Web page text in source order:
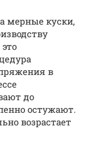
мерные куски,
в
до
остужают.
возрастает